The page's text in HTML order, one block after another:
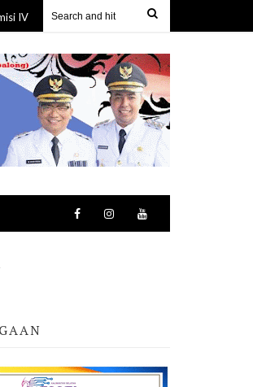
Kalsel Pelajari Program Kesejahteraan Rakyat